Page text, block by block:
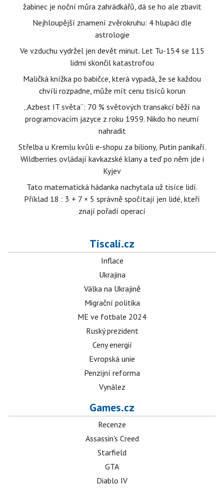
žabinec je noční můra zahrádkářů, dá se ho ale zbavit
Nejhloupější znamení zvěrokruhu: 4 hlupáci dle
astrologie
Ve vzduchu vydržel jen devět minut. Let Tu-154 se 115
lidmi skončil katastrofou
Maličká knížka po babičce, která vypadá, že se každou
chvíli rozpadne, může mít cenu tisíců korun
„Azbest IT světa“: 70 % světových transakcí běží na
programovacím jazyce z roku 1959. Nikdo ho neumí
nahradit
Střelba u Kremlu kvůli e-shopu za biliony, Putin panikaří.
Wildberries ovládají kavkazské klany a teď po něm jde i
Kyjev
Tato matematická hádanka nachytala už tisíce lidí.
Příklad 18 : 3 + 7 × 5 správně spočítají jen lidé, kteří
znají pořadí operací
Tiscali.cz
Inflace
Ukrajina
Válka na Ukrajině
Migrační politika
ME ve fotbale 2024
Ruský prezident
Ceny energií
Evropská unie
Penzijní reforma
Vynález
Games.cz
Recenze
Assassin's Creed
Starfield
GTA
Diablo IV